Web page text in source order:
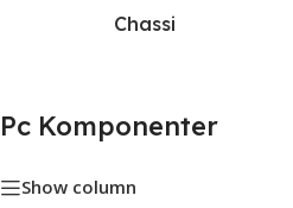
Chassi
Pc Komponenter
Show column